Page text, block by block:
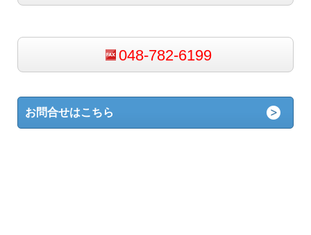
048-782-6199
お問合せはこちら